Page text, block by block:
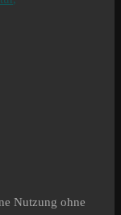
Nutzung ohne